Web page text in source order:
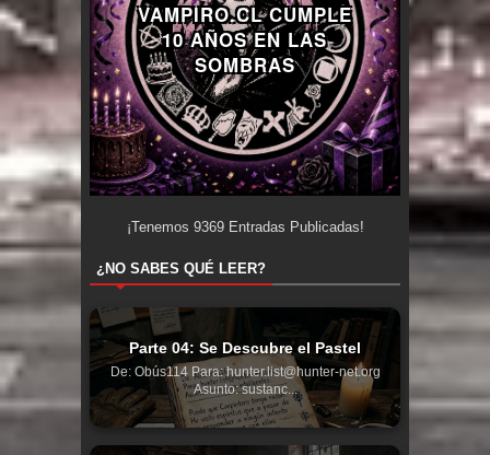
VAMPIRO.CL CUMPLE
10 AÑOS EN LAS
SOMBRAS
¡Tenemos 9369Entradas Publicadas!
¿NO SABES QUÉ LEER?
Parte 04: Se Descubre el Pastel
De: Obús114 Para: hunter.list@hunter-net.org
Asunto: sustanc...